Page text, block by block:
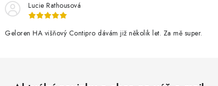
Lucie Rathousová
Geloren HA višňový Contipro dávám již několik let. Za mě super.